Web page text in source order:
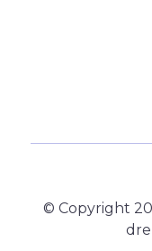
© Copyright